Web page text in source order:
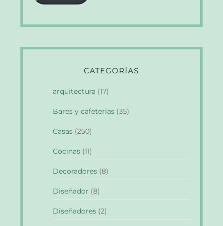
CATEGORÍAS
arquitectura (17)
Bares y cafeterías (35)
Casas (250)
Cocinas (11)
Decoradores (8)
Diseñador (8)
Diseñadores (2)